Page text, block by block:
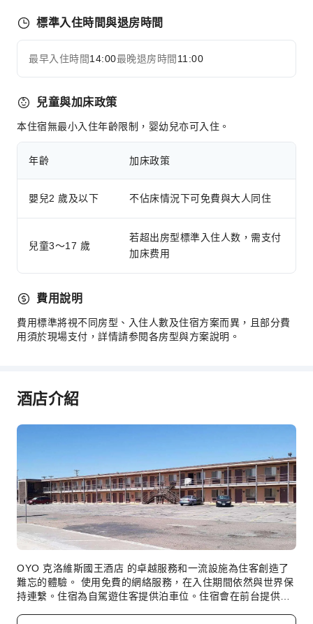
標準入住時間與退房時間
最早入住時間14:00最晚退房時間 11:00
兒童與加床政策
本住宿無最小入住年齡限制，婴幼兒亦可入住。
年齡 加床政策
嬰兒2 歲及以下 不佔床情況下可免費與大人同住
兒童3～17 歲
若超出房型標準入住人数，需支付
加床费用
費用說明
費用標準將視不同房型、入住人數及住宿方案而異，且部分費
用須於現場支付，詳情請参閱各房型與方案說明。
酒店介紹
OYO 克洛維斯國王酒店 的卓越服務和一流設施為住客創造了
難忘的體驗。 使用免費的網絡服務，在入住期間依然與世界保
持連繫。住宿為自駕遊住客提供泊車位。住宿會在前台提供禮